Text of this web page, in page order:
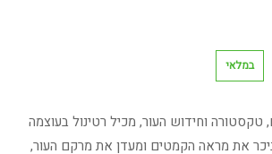
במלאי
וחידוש העור, מכיל רטינול בעוצמה
את מראה הקמטים ומעדן את מרקם העור,